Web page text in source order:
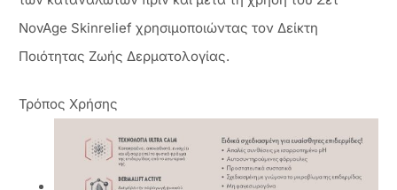
NovAge Skinrelief χρησιμοποιώντας τον Δείκτη
Ποιότητας Ζωής Δερματολογίας.
Τρόπος Χρήσης